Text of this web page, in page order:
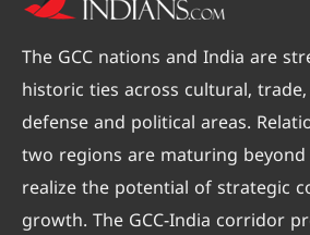
The GCC nations and India are
historic ties across cultural,
defense and political areas.
two regions are maturing beyond
realize the potential of strategic
growth. The GCC-India corridor